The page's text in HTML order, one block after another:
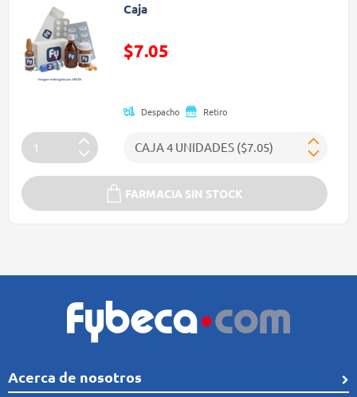
Caja
$7.05
Despacho Retiro
FARMACIA SIN STOCK
Acerca de nosotros